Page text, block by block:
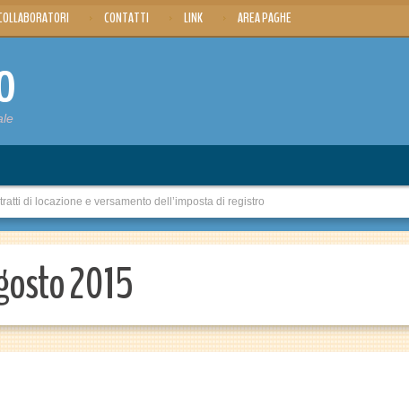
CONTATTI LINK AREA PAGHE
di locazione e versamento dell’imposta di registro
2015